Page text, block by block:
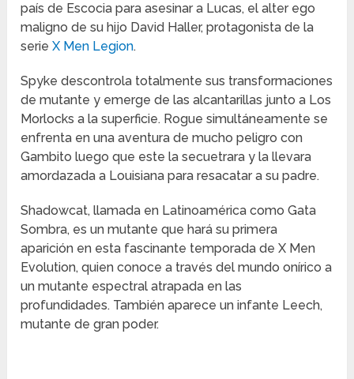
país de Escocia para asesinar a Lucas, el alter ego
maligno de su hijo David Haller, protagonista de la
serieX Men Legion.
Spyke descontrola totalmente sus transformaciones
de mutante y emerge de las alcantarillas junto a Los
Morlocks a la superficie. Rogue simultáneamente se
enfrenta en una aventura de mucho peligro con
Gambito luego que este la secuetrara y la llevara
amordazada a Louisiana para resacatar a su padre.
Shadowcat, llamada en Latinoamérica como Gata
Sombra, es un mutante que hará su primera
aparición en esta fascinante temporada de X Men
Evolution, quien conoce a través del mundo onírico a
un mutante espectral atrapada en las
profundidades. También aparece un infante Leech,
mutante de gran poder.